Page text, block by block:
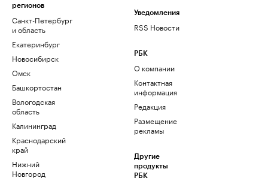
регионов
Санкт-Петербург
и область
Екатеринбург
Новосибирск
Омск
Башкортостан
Вологодская
область
Калининград
Краснодарский
край
Нижний
Новгород
Уведомления
RSS Новости
РБК
О компании
Контактная
информация
Редакция
Размещение
рекламы
Другие
продукты
РБК